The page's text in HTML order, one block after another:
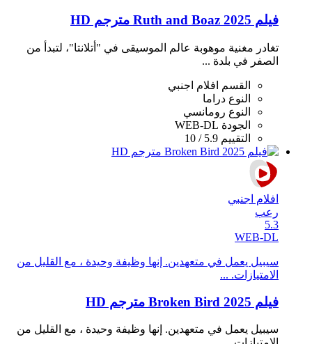
فيلم Ruth and Boaz 2025 مترجم HD
تغادر مغنية موهوبة عالم الموسيقى في "أتلانتا"، لتبدأ من
الصفر في بلدة ...
القسم
افلام اجنبي
النوع دراما
النوع رومانسي
الجودة WEB-DL
التقييم 5.9 / 10
افلام اجنبي
رعب
5.3
WEB-DL
سيبيل يعمل في متعهدين. إنها وظيفة وحيدة ، مع القليل من
الامتيازات. ...
فيلم Broken Bird 2025 مترجم HD
سيبيل يعمل في متعهدين. إنها وظيفة وحيدة ، مع القليل من